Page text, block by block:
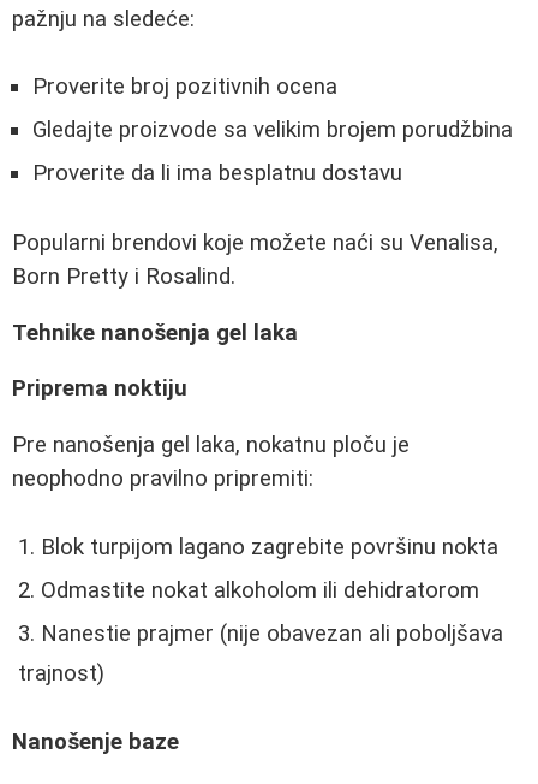
pažnju na sledeće:
Proverite broj pozitivnih ocena
Gledajte proizvode sa velikim brojem porudžbina
Proverite da li ima besplatnu dostavu
Popularni brendovi koje možete naći su Venalisa,
Born Pretty i Rosalind.
Tehnike nanošenja gel laka
Priprema noktiju
Pre nanošenja gel laka, nokatnu ploču je
neophodno pravilno pripremiti:
Blok turpijom lagano zagrebite površinu nokta
Odmastite nokat alkoholom ili dehidratorom
Nanestie prajmer (nije obavezan ali poboljšava
trajnost)
Nanošenje baze